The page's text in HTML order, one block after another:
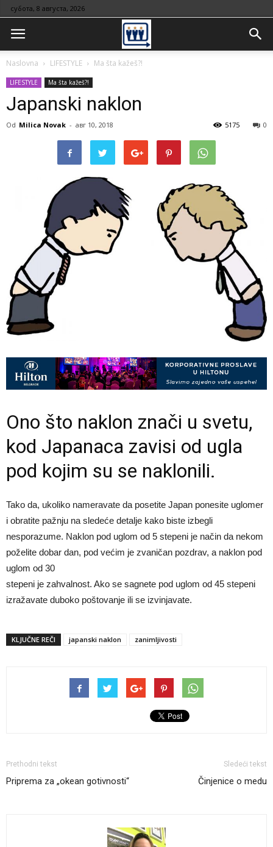
субота, 8 августа, 2026
Naslovna LIFESTYLE Ma šta kažeš?!
LIFESTYLE Ma šta kažeš?!
Japanski naklon
Od Milica Novak - авг 10, 2018 0
5175
Ono što naklon znači u svetu,
kod Japanaca zavisi od ugla
pod kojim su se naklonili.
Tako da, ukoliko nameravate da posetite Japan ponesite uglomer
i obratite pažnju na sledeće detalje kako biste izbegli
nesporazume. Naklon pod uglom od 5 stepeni je način da nekom
poželite dobar dan, pod većim je zvaničan pozdrav, a naklon pod
uglom od 30
stepeni je zahvalnost. Ako se sagnete pod uglom od 45 stepeni
izražavate duboko poštovanje ili se izvinjavate.
KLJUČNE REČI japanski naklon zanimljivosti
Prethodni tekst
Priprema za „okean gotivnosti“
Sledeći tekst
Činjenice o medu